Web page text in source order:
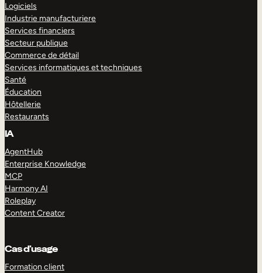
Logiciels
Industrie manufacturiere
Services financiers
Secteur publique
Commerce de détail
Services informatiques et techniques
Santé
Éducation
Hôtellerie
Restaurants
IA
AgentHub
Enterprise Knowledge
MCP
Harmony AI
Roleplay
Content Creator
Cas d’usage
Formation client